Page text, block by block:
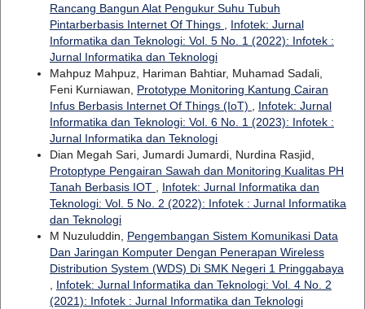
Rancang Bangun Alat Pengukur Suhu Tubuh
Pintarberbasis Internet Of Things
Infotek: Jurnal
Informatika dan Teknologi: Vol. 5 No. 1 (2022): Infotek :
Jurnal Informatika dan Teknologi
Mahpuz Mahpuz, Hariman Bahtiar, Muhamad Sadali,
Feni Kurniawan, Prototype Monitoring Kantung Cairan
Infus Berbasis Internet Of Things (IoT)
Infotek: Jurnal
Informatika dan Teknologi: Vol. 6 No. 1 (2023): Infotek :
Jurnal Informatika dan Teknologi
Dian Megah Sari, Jumardi Jumardi, Nurdina Rasjid,
Protoptype Pengairan Sawah dan Monitoring Kualitas PH
Tanah Berbasis IOT
Infotek: Jurnal Informatika dan
Teknologi: Vol. 5 No. 2 (2022): Infotek : Jurnal Informatika
dan Teknologi
M Nuzuluddin, Pengembangan Sistem Komunikasi Data
Dan Jaringan Komputer Dengan Penerapan Wireless
Distribution System (WDS) Di SMK Negeri 1 Pringgabaya
Infotek: Jurnal Informatika dan Teknologi: Vol. 4 No. 2
(2021): Infotek : Jurnal Informatika dan Teknologi